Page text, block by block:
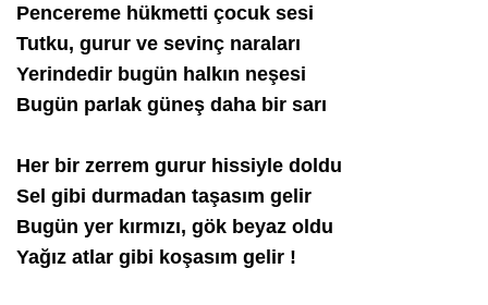
Pencereme hükmetti çocuk sesi
Tutku, gurur ve sevinç naraları
Yerindedir bugün halkın neşesi
Bugün parlak güneş daha bir sarı
Her bir zerrem gurur hissiyle doldu
Sel gibi durmadan taşasım gelir
Bugün yer kırmızı, gök beyaz oldu
Yağız atlar gibi koşasım gelir !